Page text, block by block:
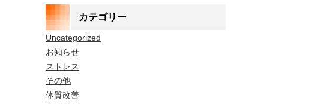
カテゴリー
Uncategorized
お知らせ
ストレス
その他
体質改善